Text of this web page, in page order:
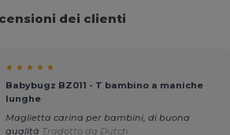
dei clienti
★ ★ ★ ★ ★
Babybugz BZ011 - T bambino a maniche
lunghe
Maglietta carina per bambini, di buona
qualità Tradotto da Dutch